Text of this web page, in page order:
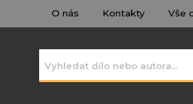
O nás Kontakty Vše